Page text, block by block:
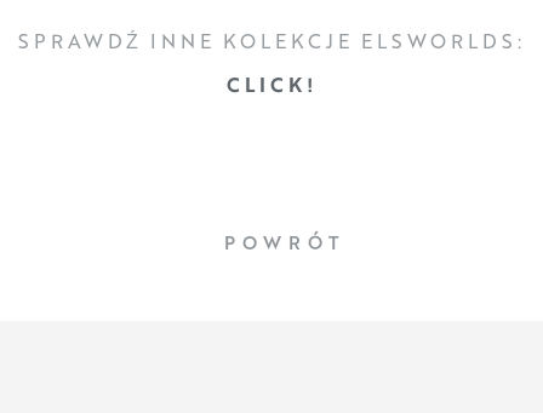
SPRAWDŹ INNE KOLEKCJE ELSWORLDS:
CLICK!
POWRÓT